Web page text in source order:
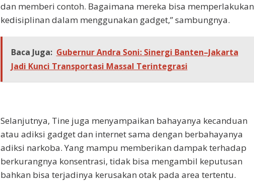
dan memberi contoh. Bagaimana mereka bisa memperlakukan
kedisiplinan dalam menggunakan gadget,” sambungnya.
Baca Juga: Gubernur Andra Soni: Sinergi Banten–Jakarta
Jadi Kunci Transportasi Massal Terintegrasi
Selanjutnya, Tine juga menyampaikan bahayanya kecanduan
atau adiksi gadget dan internet sama dengan berbahayanya
adiksi narkoba. Yang mampu memberikan dampak terhadap
berkurangnya konsentrasi, tidak bisa mengambil keputusan
bahkan bisa terjadinya kerusakan otak pada area tertentu.